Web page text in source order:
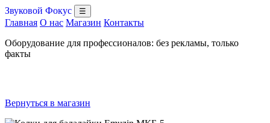
Звуковой Фокус ☰
Главная О нас Магазин Контакты
Оборудование для профессионалов: без рекламы, только
факты
Вернуться в магазин